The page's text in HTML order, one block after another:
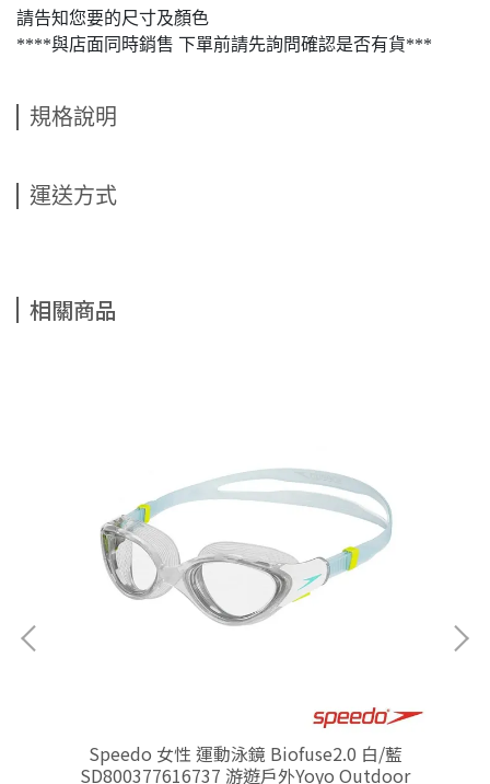
請告知您要的尺寸及顏色
****與店面同時銷售 下單前請先詢問確認是否有貨***
規格說明
運送方式
相關商品
Speedo 女性 運動泳鏡 Biofuse2.0 白/藍
SD800377616737 游遊戶外Yoyo Outdoor